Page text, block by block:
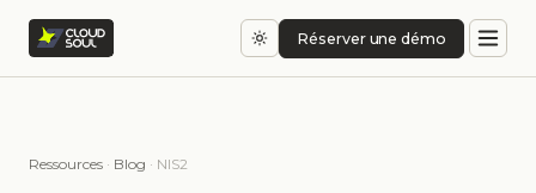
Réserver une démo
Ressources · Blog · NIS2